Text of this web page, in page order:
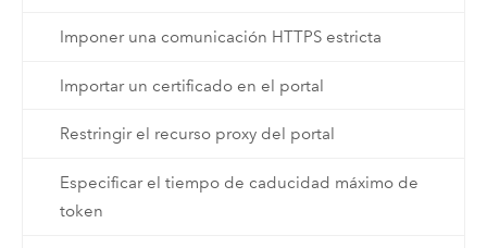
Imponer una comunicación HTTPS estricta
Importar un certificado en el portal
Restringir el recurso proxy del portal
Especificar el tiempo de caducidad máximo de
token